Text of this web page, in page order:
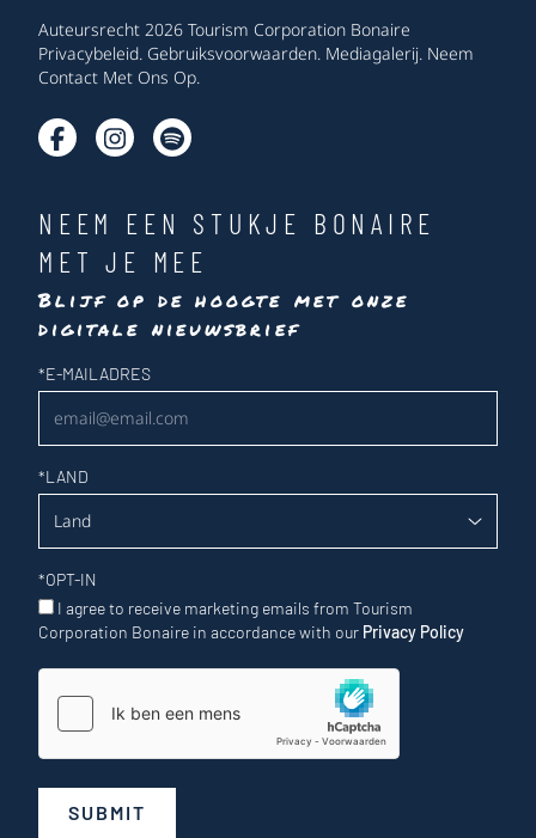
Auteursrecht 2026 Tourism Corporation Bonaire
Privacybeleid. Gebruiksvoorwaarden. Mediagalerij. Neem
Contact Met Ons Op.
NEEM EEN STUKJE BONAIRE
MET JE MEE
Blijf op de hoogte met onze
digitale nieuwsbrief
Nieuwsbrief
*E-MAILADRES
*LAND
*OPT-IN
I agree to receive marketing emails from Tourism
Corporation Bonaire in accordance with our Privacy Policy
SUBMIT